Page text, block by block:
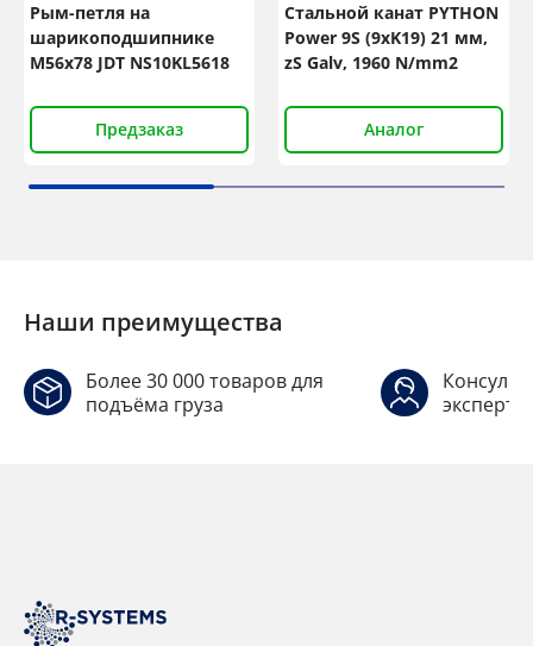
Рым-петля на
шарикоподшипнике
М56x78 JDT NS10KL5618
Предзаказ
Стальной канат PYTHON
Power 9S (9xK19) 21 мм,
zS Galv, 1960 N/mm2
Аналог
Наши преимущества
Более 30 000 товаров для
подъёма груза